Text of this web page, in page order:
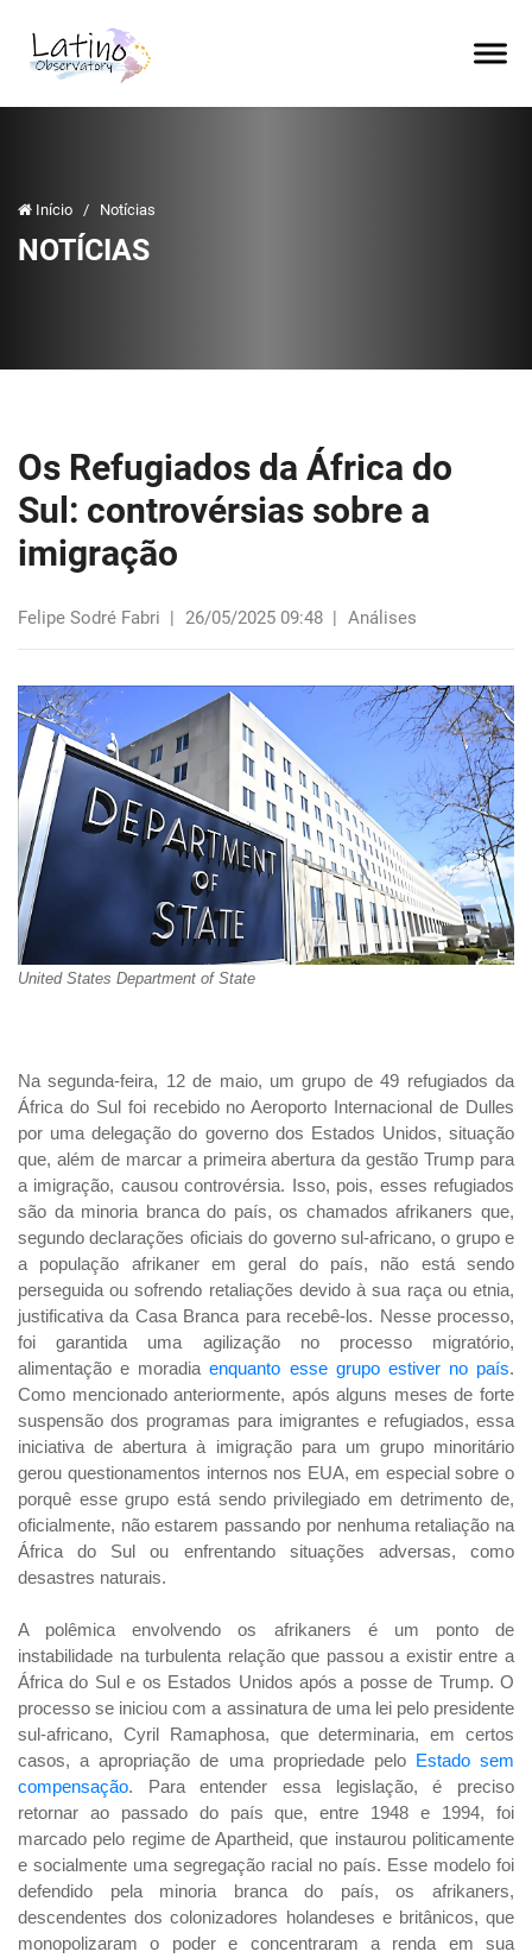
Início / Notícias
NOTÍCIAS
Os Refugiados da África do
Sul: controvérsias sobre a
imigração
Felipe Sodré Fabri | 26/05/2025 09:48 | Análises
United States Department of State
Na segunda-feira, 12 de maio, um grupo de 49 refugiados da
África do Sul foi recebido no Aeroporto Internacional de Dulles
por uma delegação do governo dos Estados Unidos, situação
que, além de marcar a primeira abertura da gestão Trump para
a imigração, causou controvérsia. Isso, pois, esses refugiados
são da minoria branca do país, os chamados afrikaners que,
segundo declarações oficiais do governo sul-africano, o grupo e
a população afrikaner em geral do país, não está sendo
perseguida ou sofrendo retaliações devido à sua raça ou etnia,
justificativa da Casa Branca para recebê-los. Nesse processo,
foi garantida uma agilização no processo migratório,
alimentação e moradiaenquanto esse grupo estiver no país.
Como mencionado anteriormente, após alguns meses de forte
suspensão dos programas para imigrantes e refugiados, essa
iniciativa de abertura à imigração para um grupo minoritário
gerou questionamentos internos nos EUA, em especial sobre o
porquê esse grupo está sendo privilegiado em detrimento de,
oficialmente, não estarem passando por nenhuma retaliação na
África do Sul ou enfrentando situações adversas, como
desastres naturais.
A polêmica envolvendo os afrikaners é um ponto de
instabilidade na turbulenta relação que passou a existir entre a
África do Sul e os Estados Unidos após a posse de Trump. O
processo se iniciou com a assinatura de uma lei pelo presidente
sul-africano, Cyril Ramaphosa, que determinaria, em certos
casos, a apropriação de uma propriedade pelo Estado sem
compensação. Para entender essa legislação, é preciso
retornar ao passado do país que, entre 1948 e 1994, foi
marcado pelo regime de Apartheid, que instaurou politicamente
e socialmente uma segregação racial no país. Esse modelo foi
defendido pela minoria branca do país, os afrikaners,
descendentes dos colonizadores holandeses e britânicos, que
monopolizaram o poder e concentraram a renda em sua